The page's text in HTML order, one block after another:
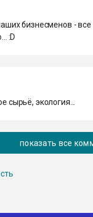
бизнесменов -
:D
сырьё, экология...
показать все